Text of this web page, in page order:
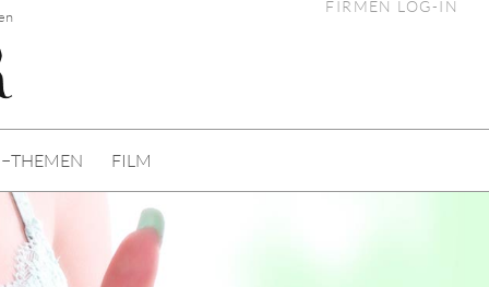
FIRMEN LOG-IN
FILM